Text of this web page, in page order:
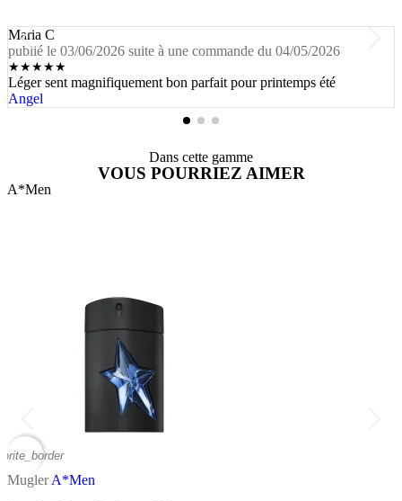
Maria C
publié le 03/06/2026 suite à une commande du 04/05/2026
★★★★★
Léger sent magnifiquement bon parfait pour printemps été
Angel
Dans cette gamme
VOUS POURRIEZ AIMER
A*Men
MuglerA*Men